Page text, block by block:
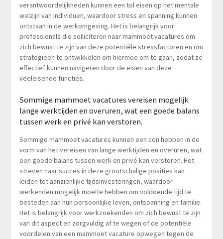
verantwoordelijkheden kunnen een tol eisen op het mentale
welzijn van individuen, waardoor stress en spanning kunnen
ontstaan in de werkomgeving. Het is belangrijk voor
professionals die solliciteren naar mammoet vacatures om
zich bewust te zijn van deze potentiële stressfactoren en om
strategieën te ontwikkelen om hiermee om te gaan, zodat ze
effectief kunnen navigeren door de eisen van deze
veeleisende functies.
Sommige mammoet vacatures vereisen mogelijk
lange werktijden en overuren, wat een goede balans
tussen werk en privé kan verstoren.
Sommige mammoet vacatures kunnen een con hebben in de
vorm van het vereisen van lange werktijden en overuren, wat
een goede balans tussen werk en privé kan verstoren. Het
streven naar succes in deze grootschalige posities kan
leiden tot aanzienlijke tijdsinvesteringen, waardoor
werkenden mogelijk moeite hebben om voldoende tijd te
besteden aan hun persoonlijke leven, ontspanning en familie.
Het is belangrijk voor werkzoekenden om zich bewust te zijn
van dit aspect en zorgvuldig af te wegen of de potentiële
voordelen van een mammoet vacature opwegen tegen de